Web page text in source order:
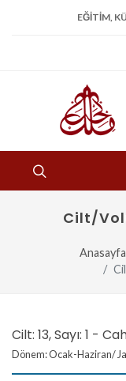
EĞITIM,
Cilt/
Anasayfa
Cilt: 13, Sayı: 1 -
Dönem: Ocak-Haziran/